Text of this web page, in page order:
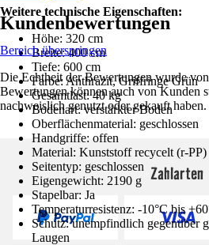
Weitere technische Eigenschaften:
Höhe: 320 cm
Breite: 400 cm
Tiefe: 600 cm
Farbe: Anthrazit, Griffringe Grün
Gesamtlast: 40 kg
Bodenart: verstärkter Boden
Oberflächenmaterial: geschlossen
Handgriffe: offen
Material: Kunststoff recycelt (r-PP)
Seitentyp: geschlossen
Eigengewicht: 2190 g
Stapelbar: Ja
Temperaturresistenz: -10°C bis
Schutz: unempfindlich gegenüber
Laugen
Kundenbewertungen
Bereich überspringen
Die Echtheit der Bewertungen wurde
Bewertungen können auch von Kunden
nachweislich genutzt oder gekauft haben.
Zahlarten